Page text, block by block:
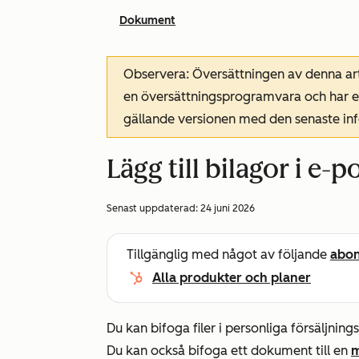
Dokument
Observera: Översättningen av denna
en översättningsprogramvara och har
gällande versionen med den senaste
Lägg till bilagor i e-
Senast uppdaterad: 24 juni 2026
Tillgänglig med något av följande
Alla produkter och planer
Du kan bifoga filer i personliga
Du kan också bifoga ett dokument till en